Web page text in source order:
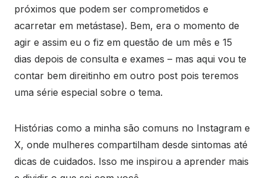
próximos que podem ser comprometidos e
acarretar em metástase). Bem, era o momento de
agir e assim eu o fiz em questão de um mês e 15
dias depois de consulta e exames – mas aqui vou te
contar bem direitinho em outro post pois teremos
uma série especial sobre o tema.
Histórias como a minha são comuns no Instagram e
X, onde mulheres compartilham desde sintomas até
dicas de cuidados. Isso me inspirou a aprender mais